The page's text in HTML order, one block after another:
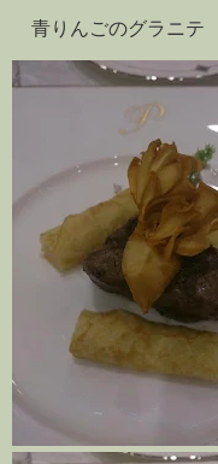
青りんごのグラニ